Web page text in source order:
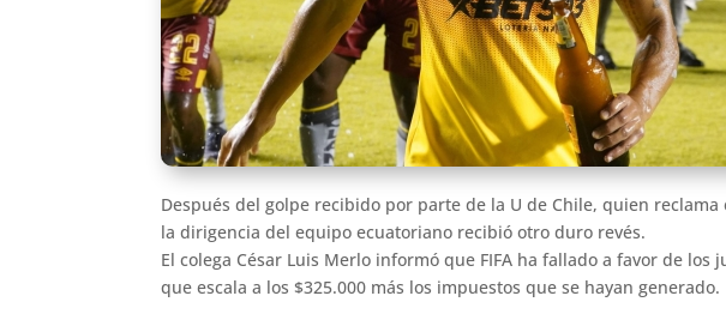
Después del golpe recibido por parte de la U de Chile, quien
la dirigencia del equipo ecuatoriano recibió otro duro revés.
El colega César Luis Merlo informó que FIFA ha fallado a favor de
que escala a los $325.000 más los impuestos que se hayan generado.